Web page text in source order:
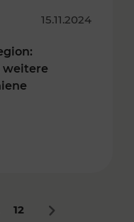
15.11.2024
weitere
12 Nächstes